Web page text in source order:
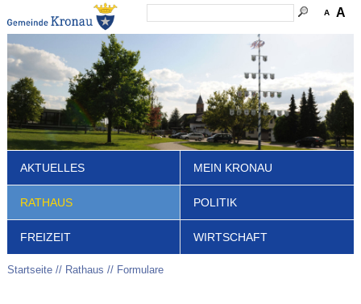
A A
AKTUELLES MEIN KRONAU
RATHAUS POLITIK
FREIZEIT WIRTSCHAFT
Startseite Rathaus Formulare